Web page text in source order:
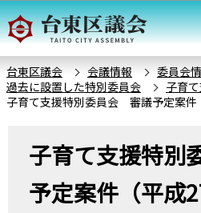
こ
の
ー
ジ
の
このページの
台東区議会 会議情報 委員会
過去に設置した特別委員会
子育
子育て支援特別委員会 審議予定案件
子育て支援特
予定案件（平成